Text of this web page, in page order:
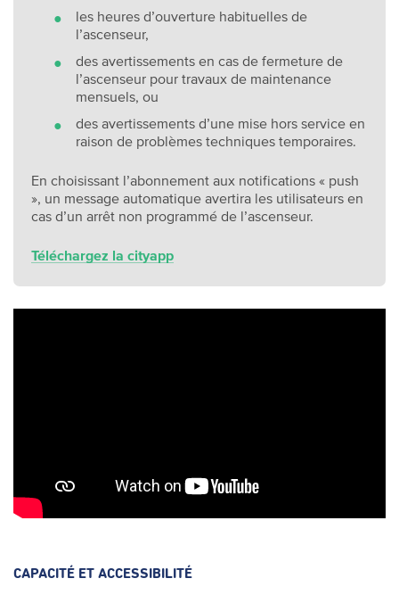
les heures d’ouverture habituelles de
l’ascenseur,
des avertissements en cas de fermeture de
l’ascenseur pour travaux de maintenance
mensuels, ou
des avertissements d’une mise hors service en
raison de problèmes techniques temporaires.
En choisissant l’abonnement aux notifications « push
», un message automatique avertira les utilisateurs en
cas d’un arrêt non programmé de l’ascenseur.
Téléchargez la cityapp
CAPACITÉ ET ACCESSIBILITÉ